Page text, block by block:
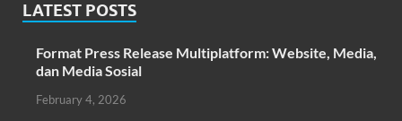
LATEST POSTS
Format Press Release Multiplatform: Website, Media,
dan Media Sosial
February 4, 2026